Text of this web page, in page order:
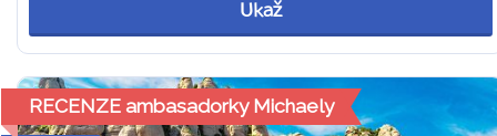
Ukaž
RECENZE ambasadorky Michaely